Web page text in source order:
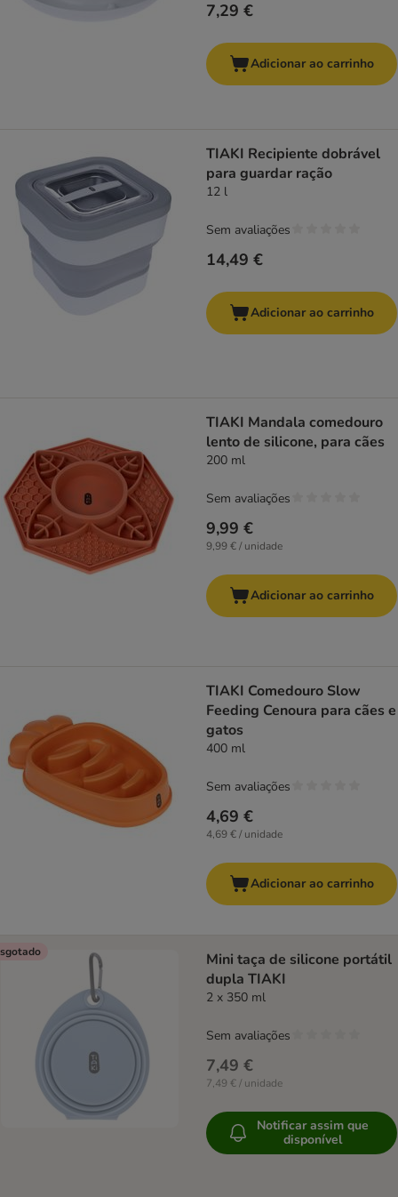
7,29 €
Adicionar ao carrinho
TIAKI Recipiente dobrável
para guardar ração
12 l
14,49 €
Sem avaliações
Adicionar ao carrinho
TIAKI Mandala comedouro
lento de silicone, para cães
200 ml
9,99 €
9,99 € / unidade
Sem avaliações
Adicionar ao carrinho
TIAKI Comedouro Slow
Feeding Cenoura para cães e
gatos
400 ml
4,69 €
4,69 € / unidade
Sem avaliações
Adicionar ao carrinho
Mini taça de silicone portátil
dupla TIAKI
2 x 350 ml
7,49 €
7,49 € / unidade
Sem avaliações
Notificar assim que
disponível